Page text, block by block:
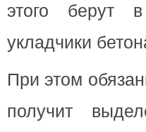
этого берут
укладчики
При этом
получит